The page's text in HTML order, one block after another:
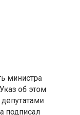
министра
об этом
подписал